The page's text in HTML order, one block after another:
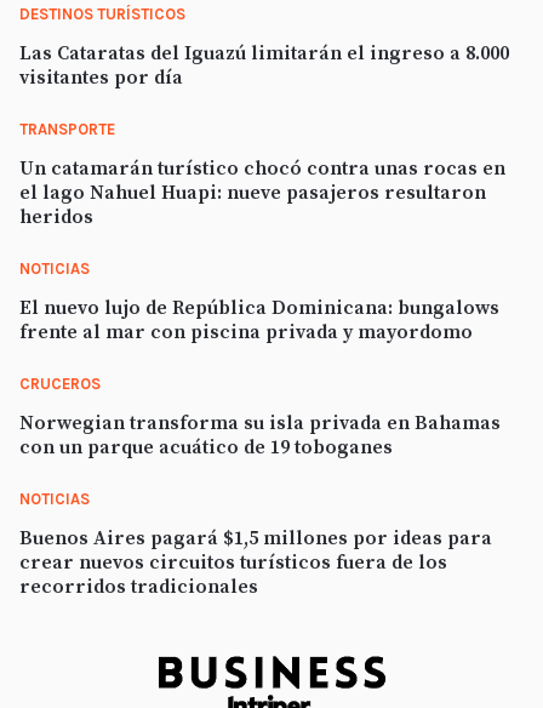
DESTINOS TURÍSTICOS
Las Cataratas del Iguazú limitarán el ingreso a 8.000
visitantes por día
TRANSPORTE
Un catamarán turístico chocó contra unas rocas en
el lago Nahuel Huapi: nueve pasajeros resultaron
heridos
NOTICIAS
El nuevo lujo de República Dominicana: bungalows
frente al mar con piscina privada y mayordomo
CRUCEROS
Norwegian transforma su isla privada en Bahamas
con un parque acuático de 19 toboganes
NOTICIAS
Buenos Aires pagará $1,5 millones por ideas para
crear nuevos circuitos turísticos fuera de los
recorridos tradicionales